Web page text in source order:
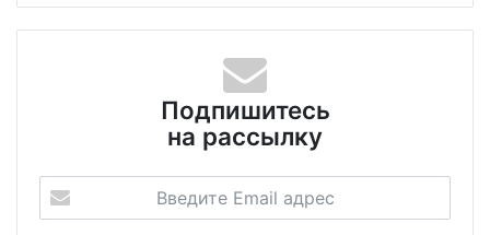
Подпишитесь
на рассылку